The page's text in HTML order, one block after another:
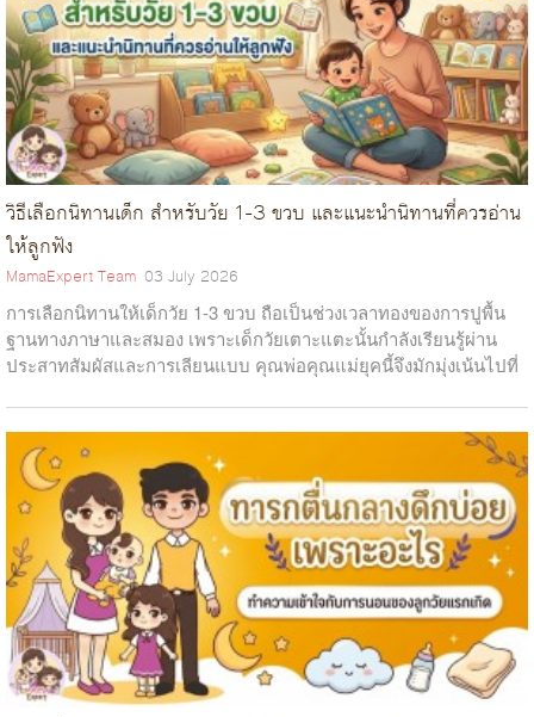
วิธีเลือกนิทานเด็ก สำหรับวัย 1-3 ขวบ และแนะนำนิทานที่ควรอ่าน
ให้ลูกฟัง
MamaExpert Team 03 July 2026
การเลือกนิทานให้เด็กวัย 1-3 ขวบ ถือเป็นช่วงเวลาทองของการปูพื้น
ฐานทางภาษาและสมอง เพราะเด็กวัยเตาะแตะนั้นกำลังเรียนรู้ผ่าน
ประสาทสัมผัสและการเลียนแบบ คุณพ่อคุณแม่ยุคนี้จึงมักมุ่งเน้นไปที่